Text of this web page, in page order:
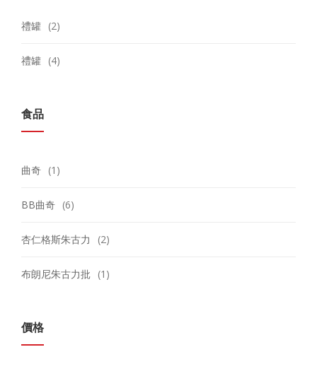
禮罐 (2)
禮罐 (4)
食品
曲奇 (1)
BB曲奇 (6)
杏仁格斯朱古力 (2)
布朗尼朱古力批 (1)
價格